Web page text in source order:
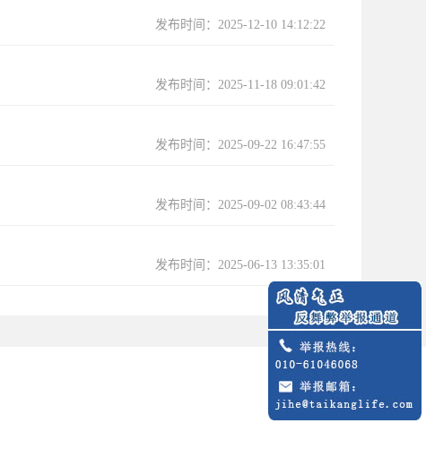
发布时间：2025-12-10 14:12:22
发布时间：2025-11-18 09:01:42
发布时间：2025-09-22 16:47:55
发布时间：2025-09-02 08:43:44
发布时间：2025-06-13 13:35:01